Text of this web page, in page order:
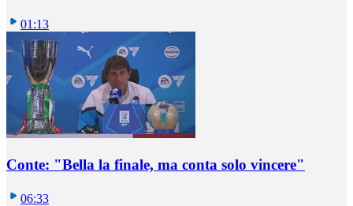
01:13
Conte: "Bella la finale, ma conta solo vincere"
06:33